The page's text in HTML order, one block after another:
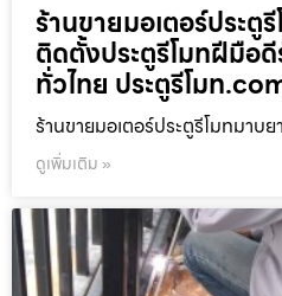
ร้านขายมอเตอร์ประตู
ติดตั้งประตูรีโมทฝีมือ
ทั่วไทย ประตูรีโมท
ร้านขายมอเตอร์ประตูรีโมทมาบ
ดูเพิ่มเติม »